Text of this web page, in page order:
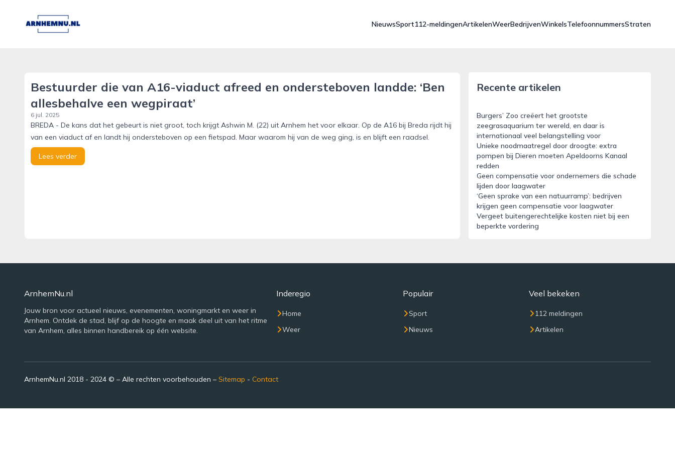
arnhemnu.nl
NieuwsSport112-meldingenArtikelenWeerBedrijvenWinkelsTelefoonnummersStraten
Bestuurder die van A16-viaduct afreed en ondersteboven landde: ‘Ben
allesbehalve een wegpiraat’
6 jul. 2025
BREDA - De kans dat het gebeurt is niet groot, toch krijgt Ashwin M. (22) uit Arnhem het voor elkaar. Op de A16 bij Breda rijdt hij
van een viaduct af en landt hij ondersteboven op een fietspad. Maar waarom hij van de weg ging, is en blijft een raadsel.
Lees verder
Recente artikelen
Burgers’ Zoo creëert het grootste
zeegrasaquarium ter wereld, en daar is
internationaal veel belangstelling voor
Unieke noodmaatregel door droogte: extra
pompen bij Dieren moeten Apeldoorns Kanaal
redden
Geen compensatie voor ondernemers die schade
lijden door laagwater
‘Geen sprake van een natuurramp’: bedrijven
krijgen geen compensatie voor laagwater
Vergeet buitengerechtelijke kosten niet bij een
beperkte vordering
ArnhemNu.nl
Jouw bron voor actueel nieuws, evenementen, woningmarkt en weer in
Arnhem. Ontdek de stad, blijf op de hoogte en maak deel uit van het ritme
van Arnhem, alles binnen handbereik op één website.
Inderegio
Home
Weer
Populair
Sport
Nieuws
Veel bekeken
112 meldingen
Artikelen
ArnhemNu.nl 2018 - 2024 © – Alle rechten voorbehouden – Sitemap - Contact